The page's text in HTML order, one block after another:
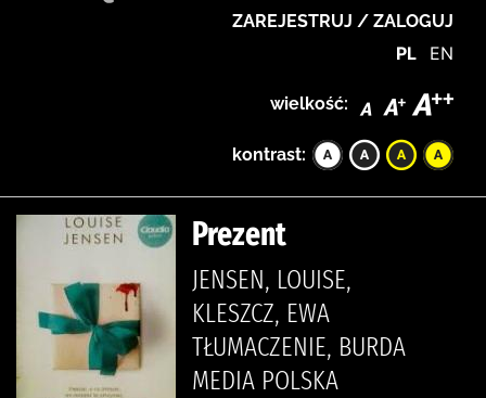
ZAREJESTRUJ / ZALOGUJ
PL EN
wielkość:
kontrast:
Prezent
JENSEN, LOUISE,
KLESZCZ, EWA
TŁUMACZENIE, BURDA
MEDIA POLSKA